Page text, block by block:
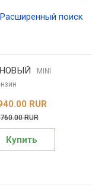
Расширенный поиск
MINI
RUR
RUR
Купить